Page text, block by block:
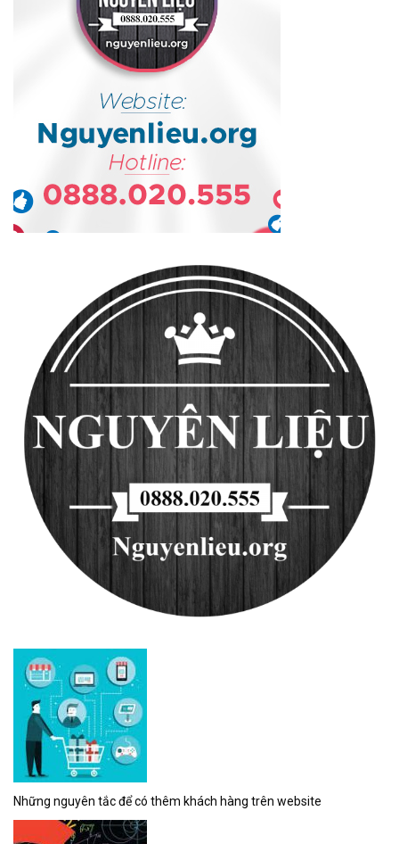
Những nguyên tắc để có thêm khách hàng trên website